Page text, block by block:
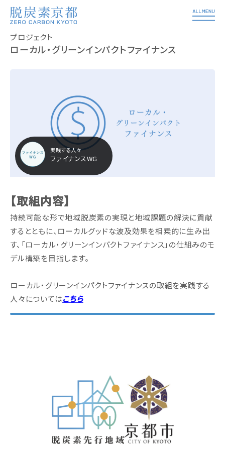
プロジェクト
ローカル・グリーンインパクトファイナンス
ファイナンスWG
【取組内容】
持続可能な形で地域脱炭素の実現と地域課題の解決に貢献
するとともに、ローカルグッドな波及効果を相乗的に生み出
す、「ローカル・グリーンインパクトファイナンス」の仕組みのモ
デル構築を目指します。
ローカル・グリーンインパクトファイナンスの取組を実践する
人々についてはこちら